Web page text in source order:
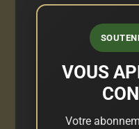
VOUS
Votre